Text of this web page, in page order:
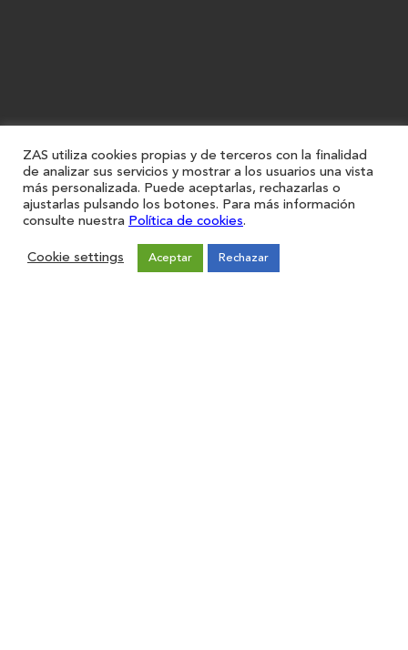
ZAS utiliza cookies propias y de terceros con la finalidad
de analizar sus servicios y mostrar a los usuarios una vista
más personalizada. Puede aceptarlas, rechazarlas o
ajustarlas pulsando los botones. Para más información
consulte nuestra Política de cookies.
Cookie settings Aceptar Rechazar